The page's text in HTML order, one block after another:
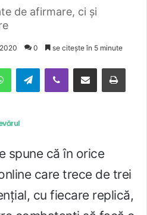
de afirmare, ci şi
0 se citește în 5 minute
Telegram
spune că în orice
care trece de trei
cu fiecare replică,